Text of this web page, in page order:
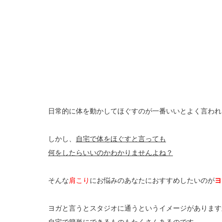
日常的に体を動かしてほぐすのが一番いいとよく言われ
しかし、
自宅で体をほぐすと言っても
何をしたらいいのかわかりませんよね？
そんな肩こり にお悩みのあなたにおすすめしたいのが
ヨガと言うとスタジオに通うというイメージがあります